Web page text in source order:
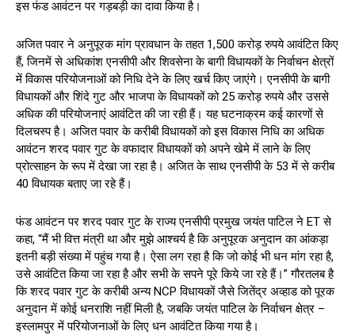
इस फंड आवंटन पर गड़बड़ी का दावा किया है।
अजित पवार ने अनुपूरक मांग प्रावधान के तहत 1,500 करोड़ रुपये आवंटित किए
हैं, जिनमें से अधिकांश एनसीपी और शिवसेना के बागी विधायकों के निर्वाचन क्षेत्रों
में विकास परियोजनाओं को निधि देने के लिए खर्च किए जाएंगे। एनसीपी के बागी
विधायकों और शिंदे गुट और भाजपा के विधायकों को 25 करोड़ रुपये और उससे
अधिक की परियोजनाएं आवंटित की जा रही हैं। यह घटनाक्रम कई कारणों से
दिलचस्प है। अजित पवार के करीबी विधायकों को इस विकास निधि का अधिक
आवंटन शरद पवार गुट के वफादार विधायकों को अपने खेमे में लाने के लिए
प्रोत्साहन के रूप में देखा जा रहा है। अजित के साथ एनसीपी के 53 में से करीब
40 विधायक बताए जा रहे हैं।
फंड आवंटन पर शरद पवार गुट के राज्य एनसीपी प्रमुख जयंत पाटिल ने ET से
कहा, “मैं भी वित्त मंत्री था और मुझे आश्चर्य है कि अनुपूरक अनुदान का आंकड़ा
इतनी बड़ी संख्या में पहुंच गया है। ऐसा लग रहा है कि जो कोई भी धन मांग रहा है,
उसे आवंटित किया जा रहा है और सभी के सपने पूरे किये जा रहे हैं।” गौरतलब है
कि शरद पवार गुट के करीबी अन्य NCP विधायकों जैसे जितेंद्र अव्हाड को पूरक
अनुदान में कोई धनराशि नहीं मिली है, जबकि जयंत पाटिल के निर्वाचन क्षेत्र –
इस्लामपुर में परियोजनाओं के लिए धन आवंटित किया गया है।